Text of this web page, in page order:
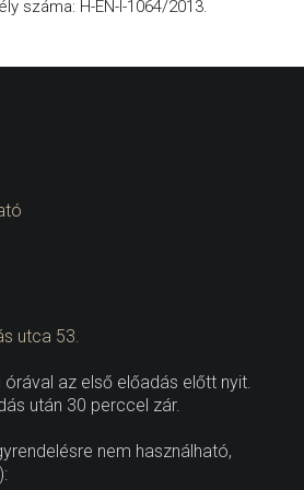
száma: H-EN-I-1064/2013.
utca 53.
az első előadás előtt nyit.
után 30 perccel zár.
nem használható,